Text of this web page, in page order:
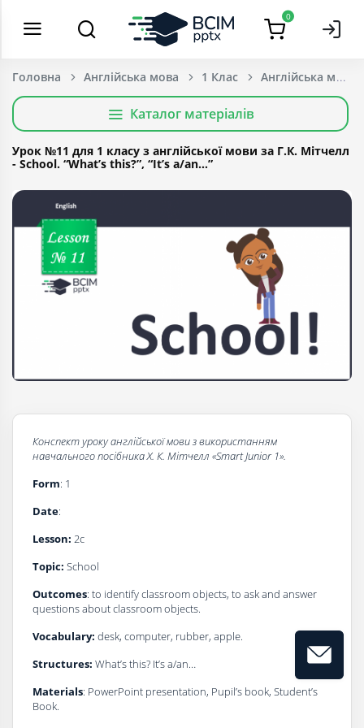
0
Головна Англійська мова 1 Клас
Каталог матеріалів
Урок №11 для 1 класу з англійської мови за Г.К. Мітчелл
- School. “What’s this?”, “It’s a/an…”
Конспект уроку англійської мови з використанням
навчального посібника Х. К. Мітчелл «Smart Junior 1».
Form: 1
Dаte:
Lesson: 2с
Topic: School
Outcomes: to identify classroom objects, to ask and answer
questions about classroom objects.
Vocabulary: desk, computer, rubber, apple.
Structures: What’s this? It’s a/an…
Materials: PowerPoint presentation, Pupil’s book, Student’s
Book.